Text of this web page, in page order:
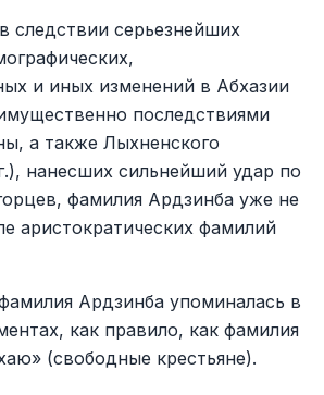
следствии серьезнейших
и иных изменений в Абхазии
последствиями
а также Лыхненского
нанесших сильнейший удар по
фамилия Ардзинба уже не
аристократических фамилий
Ардзинба упоминалась в
как правило, как фамилия
(свободные крестьяне).